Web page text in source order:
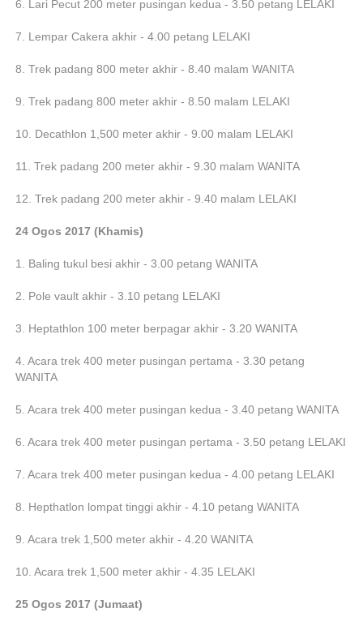
6. Lari Pecut 200 meter pusingan kedua - 3.50 petang LELAKI
7. Lempar Cakera akhir - 4.00 petang LELAKI
8. Trek padang 800 meter akhir - 8.40 malam WANITA
9. Trek padang 800 meter akhir - 8.50 malam LELAKI
10. Decathlon 1,500 meter akhir - 9.00 malam LELAKI
11. Trek padang 200 meter akhir - 9.30 malam WANITA
12. Trek padang 200 meter akhir - 9.40 malam LELAKI
24 Ogos 2017 (Khamis)
1. Baling tukul besi akhir - 3.00 petang WANITA
2. Pole vault akhir - 3.10 petang LELAKI
3. Heptathlon 100 meter berpagar akhir - 3.20 WANITA
4. Acara trek 400 meter pusingan pertama - 3.30 petang
WANITA
5. Acara trek 400 meter pusingan kedua - 3.40 petang WANITA
6. Acara trek 400 meter pusingan pertama - 3.50 petang LELAKI
7. Acara trek 400 meter pusingan kedua - 4.00 petang LELAKI
8. Hepthatlon lompat tinggi akhir - 4.10 petang WANITA
9. Acara trek 1,500 meter akhir - 4.20 WANITA
10. Acara trek 1,500 meter akhir - 4.35 LELAKI
25 Ogos 2017 (Jumaat)